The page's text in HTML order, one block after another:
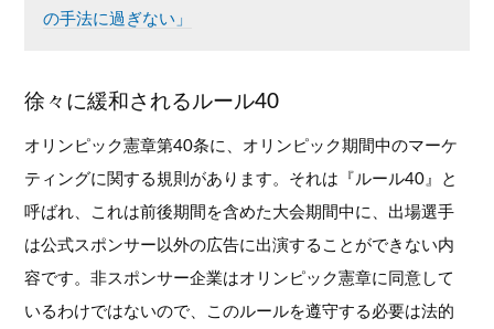
の手法に過ぎない」
徐々に緩和されるルール40
オリンピック憲章第40条に、オリンピック期間中のマーケ
ティングに関する規則があります。それは『ルール40』と
呼ばれ、これは前後期間を含めた大会期間中に、出場選手
は公式スポンサー以外の広告に出演することができない内
容です。非スポンサー企業はオリンピック憲章に同意して
いるわけではないので、このルールを遵守する必要は法的